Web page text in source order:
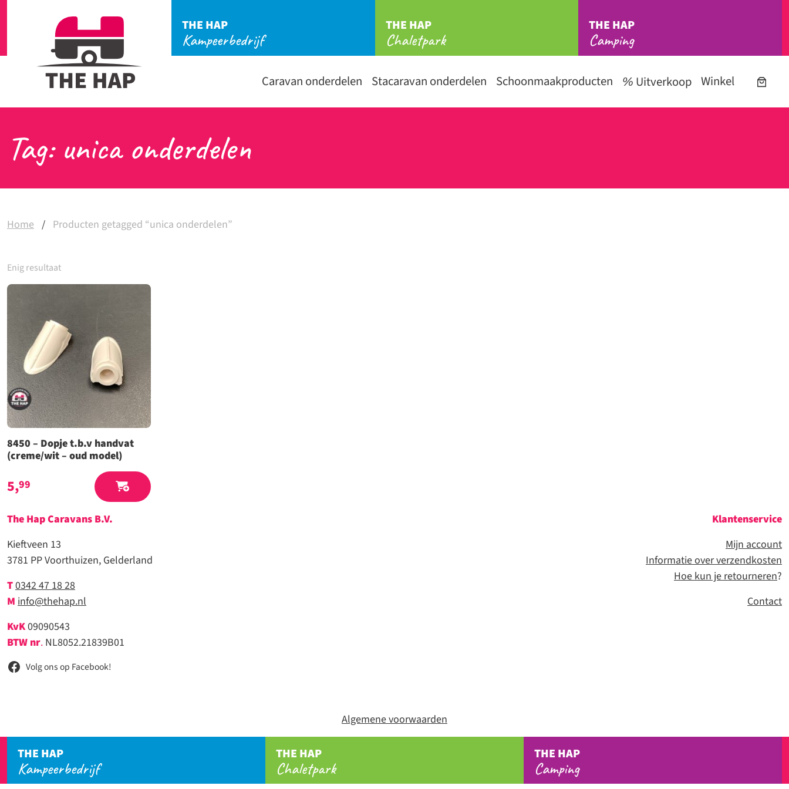
THE HAP
Kampeerbedrijf
THE HAP
Chaletpark
THE HAP
Camping
Caravan onderdelen Stacaravan onderdelen Schoonmaakproducten Uitverkoop Winkel
Tag: unica onderdelen
Home / Producten getagged “unica onderdelen”
Enig resultaat
8450 – Dopje t.b.v handvat
(creme/wit – oud model)
5,99
The Hap Caravans B.V.
Kieftveen 13
3781 PP Voorthuizen, Gelderland
T0342 47 18 28
M info@thehap.nl
KvK09090543
BTW nr. NL8052.21839B01
Volg ons op Facebook!
Klantenservice
Mijn account
Informatie over verzendkosten
Hoe kun je retourneren?
Contact
Algemene voorwaarden
THE HAP
Kampeerbedrijf
THE HAP
Chaletpark
THE HAP
Camping